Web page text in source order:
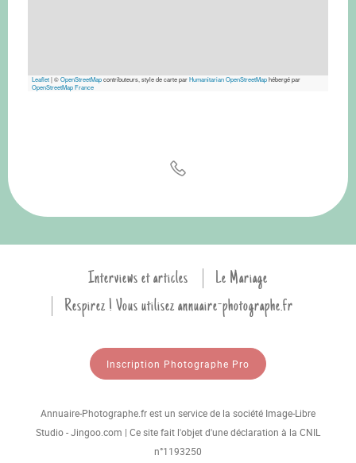
Leaflet|©OpenStreetMapcontributeurs, style de carte parHumanitarian OpenStreetMaphébergé par
OpenStreetMap France
Interviews et articles
Le Mariage
Respirez ! Vous utilisez annuaire-photographe.fr
Inscription Photographe Pro
Annuaire-Photographe.fr est un service de la société Image-Libre
Studio - Jingoo.com | Ce site fait l'objet d'une déclaration à la CNIL
n°1193250